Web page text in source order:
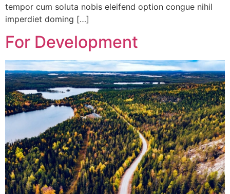
tempor cum soluta nobis eleifend option congue nihil
imperdiet doming […]
For Development